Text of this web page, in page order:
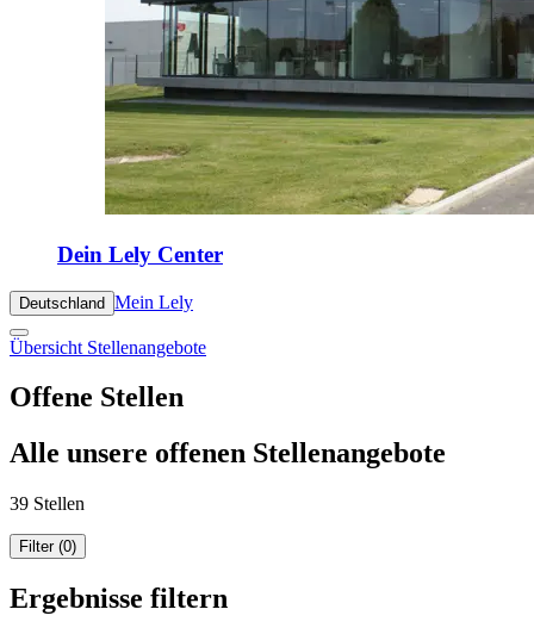
Dein Lely Center
Deutschland Mein Lely
Übersicht Stellenangebote
Offene Stellen
Alle unsere offenen Stellenangebote
39 Stellen
Filter (0)
Ergebnisse filtern